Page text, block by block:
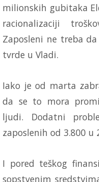
milionskih gubitaka
racionalizaciji
Zaposleni ne treba
tvrde u Vladi.
Iako je od marta
da se to mora
ljudi. Dodatni
zaposlenih od 3.800
I pored teškog
sopstvenim